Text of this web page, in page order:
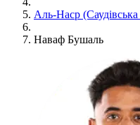
Аль-Наср
Наваф Бушаль